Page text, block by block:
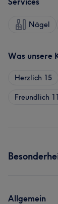
Nägel
Was unsere
Herzlich 15
Freundlich 11
Allgemein